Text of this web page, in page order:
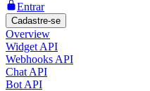
Entrar
Cadastre-se
Overview
Widget API
Webhooks API
Chat API
Bot API